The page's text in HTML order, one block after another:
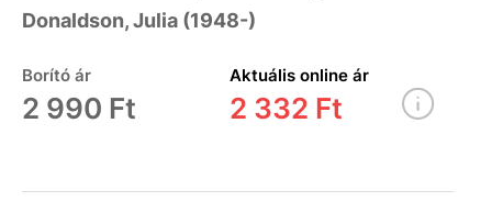
Donaldson, Julia (1948-)
Borító ár
2 990 Ft
Aktuális online ár
2 332 Ft